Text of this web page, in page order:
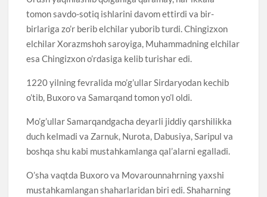
tomon savdo-sotiq ishlarini davom ettirdi va bir-
birlariga zo’r berib elchilar yuborib turdi. Chingizxon
elchilar Xorazmshoh saroyiga, Muhammadning elchilar
esa Chingizxon o’rdasiga kelib turishar edi.
1220 yilning fevralida mo’g’ullar Sirdaryodan kechib
o’tib, Buxoro va Samarqand tomon yo’l oldi.
Mo’g’ullar Samarqandgacha deyarli jiddiy qarshilikka
duch kelmadi va Zarnuk, Nurota, Dabusiya, Saripul va
boshqa shu kabi mustahkamlanga qal’alarni egalladi.
O’sha vaqtda Buxoro va Movarounnahrning yaxshi
mustahkamlangan shaharlaridan biri edi. Shaharning